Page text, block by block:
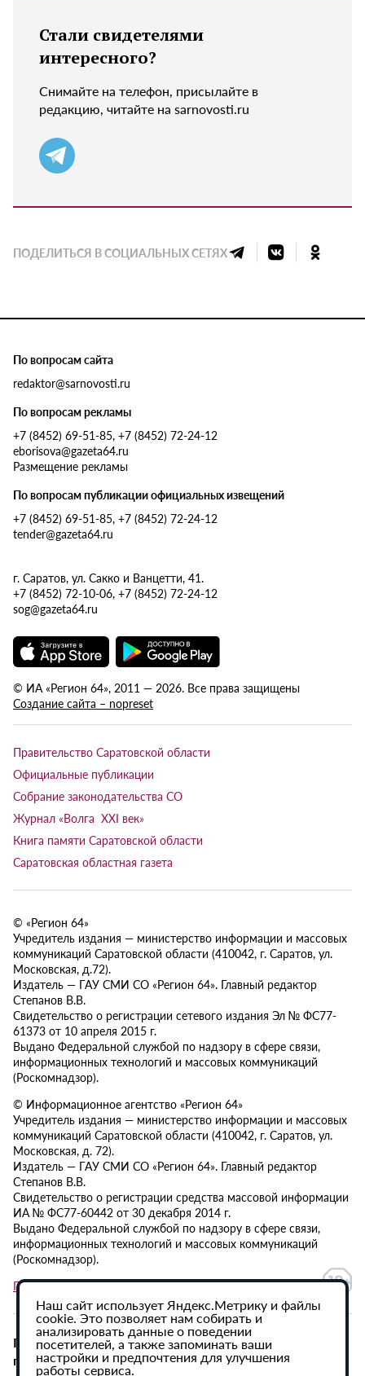
Стали свидетелями
интересного?
Снимайте на телефон, присылайте в
редакцию, читайте на sarnovosti.ru
ПОДЕЛИТЬСЯ В СОЦИАЛЬНЫХ СЕТЯХ
По вопросам сайта
redaktor@sarnovosti.ru
По вопросам рекламы
+7 (8452) 69-51-85, +7 (8452) 72-24-12
eborisova@gazeta64.ru
Размещение рекламы
По вопросам публикации официальных извещений
+7 (8452) 69-51-85, +7 (8452) 72-24-12
tender@gazeta64.ru
г. Саратов, ул. Сакко и Ванцетти, 41.
+7 (8452) 72-10-06, +7 (8452) 72-24-12
sog@gazeta64.ru
© ИА «Регион 64», 2011 — 2026. Все права защищены
Создание сайта – nopreset
Правительство Саратовской области
Официальные публикации
Собрание законодательства СО
Журнал «Волга XXI век»
Книга памяти Саратовской области
Саратовская областная газета
© «Регион 64»
Учредитель издания — министерство информации и массовых
коммуникаций Саратовской области (410042, г. Саратов, ул.
Московская, д.72).
Издатель — ГАУ СМИ СО «Регион 64». Главный редактор
Степанов В.В.
Свидетельство о регистрации сетевого издания Эл № ФС77-
61373 от 10 апреля 2015 г.
Выдано Федеральной службой по надзору в сфере связи,
информационных технологий и массовых коммуникаций
(Роскомнадзор).
© Информационное агентство «Регион 64»
Учредитель издания — министерство информации и массовых
коммуникаций Саратовской области (410042, г. Саратов, ул.
Московская, д. 72).
Издатель — ГАУ СМИ СО «Регион 64». Главный редактор
Степанов В.В.
Свидетельство о регистрации средства массовой информации
ИА № ФС77-60442 от 30 декабря 2014 г.
Выдано Федеральной службой по надзору в сфере связи,
информационных технологий и массовых коммуникаций
(Роскомнадзор).
Политика в отношении обработки персональных данных
При использовании материалов сайта активная
гиперссылка на ИА «Регион 64» обязательна.
Наш сайт использует Яндекс.Метрику и файлы
cookie. Это позволяет нам собирать и
анализировать данные о поведении
посетителей, а также запоминать ваши
настройки и предпочтения для улучшения
работы сервиса.